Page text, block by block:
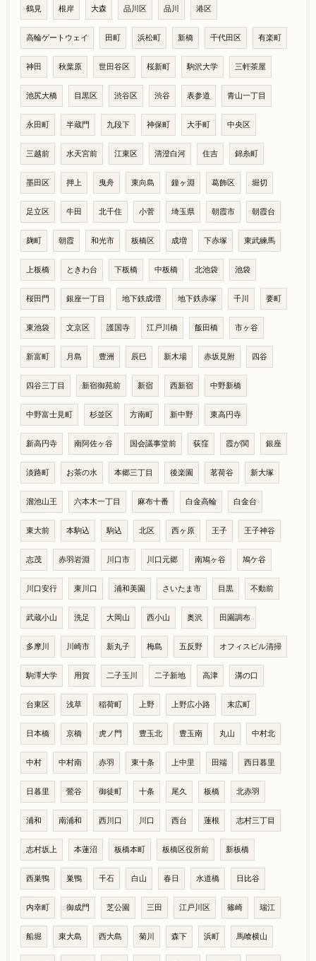
鶴見 根岸 大森 品川区 品川 港区
高輪ゲートウェイ 田町 浜松町 新橋 千代田区 有楽町
神田 秋葉原 世田谷区 桜新町 駒沢大学 三軒茶屋
池尻大橋 目黒区 渋谷区 渋谷 表参道 青山一丁目
永田町 半蔵門 九段下 神保町 大手町 中央区
三越前 水天宮前 江東区 清澄白河 住吉 錦糸町
墨田区 押上 曳舟 東向島 鐘ヶ淵 葛飾区 堀切
足立区 牛田 北千住 小菅 埼玉県 朝霞市 朝霞台
麹町 朝霞 和光市 板橋区 成増 下赤塚 東武練馬
上板橋 ときわ台 下板橋 中板橋 北池袋 池袋
桜田門 銀座一丁目 地下鉄成増 地下鉄赤塚 千川 要町
東池袋 文京区 護国寺 江戸川橋 飯田橋 市ヶ谷
新富町 月島 豊洲 辰巳 新木場 赤坂見附 四谷
四谷三丁目 新宿御苑前 新宿 西新宿 中野新橋
中野富士見町 杉並区 方南町 新中野 東高円寺
新高円寺 南阿佐ヶ谷 国会議事堂前 荻窪 霞が関 銀座
淡路町 お茶の水 本郷三丁目 後楽園 茗荷谷 新大塚
溜池山王 六本木一丁目 麻布十番 白金高輪 白金台
東大前 本駒込 駒込 北区 西ヶ原 王子 王子神谷
志茂 赤羽岩淵 川口市 川口元郷 南鳩ヶ谷 鳩ケ谷
川口安行 東川口 浦和美園 さいたま市 目黒 不動前
武蔵小山 洗足 大岡山 西小山 奥沢 田園調布
多摩川 川崎市 新丸子 梅島 五反野 オフィスビル清掃
駒澤大学 用賀 二子玉川 二子新地 高津 溝の口
台東区 浅草 稲荷町 上野 上野広小路 末広町
日本橋 京橋 虎ノ門 豊玉北 豊玉南 丸山 中村北
中村 中村南 赤羽 東十条 上中里 田端 西日暮里
日暮里 鶯谷 御徒町 十条 尾久 板橋 北赤羽
浦和 南浦和 西川口 川口 西台 蓮根 志村三丁目
志村坂上 本蓮沼 板橋本町 板橋区役所前 新板橋
西巣鴨 巣鴨 千石 白山 春日 水道橋 日比谷
内幸町 御成門 芝公園 三田 江戸川区 篠崎 瑞江
船堀 東大島 西大島 菊川 森下 浜町 馬喰横山